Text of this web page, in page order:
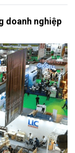
doanh nghiệp